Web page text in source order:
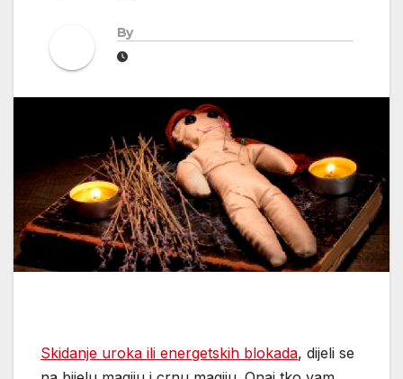
By
Skidanje uroka ili energetskih blokada, dijeli se